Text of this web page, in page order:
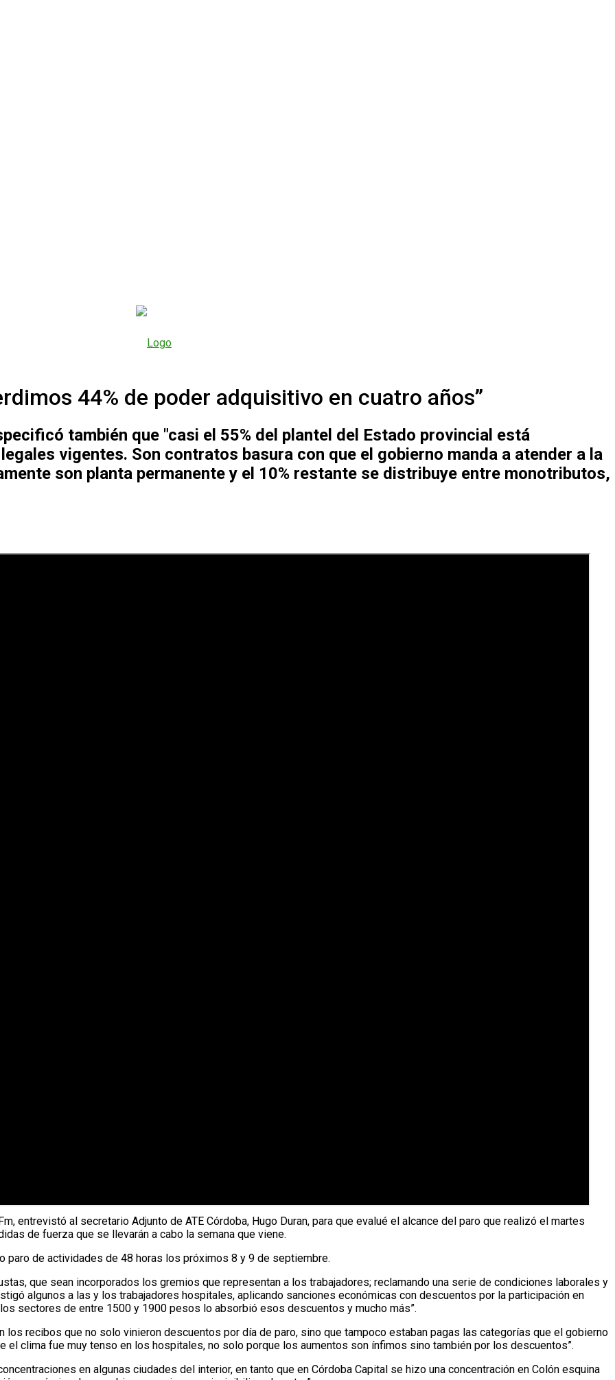
44% de poder adquisitivo en cuatro años”
también que "casi el 55% del plantel del Estado provincial está
vigentes. Son contratos basura con que el gobierno manda a atender a la
son planta permanente y el 10% restante se distribuye entre monotributos,
entrevistó al secretario Adjunto de ATE Córdoba, Hugo Duran, para que evalué el alcance del paro que realizó el martes
de fuerza que se llevarán a cabo la semana que viene.
paro de actividades de 48 horas los próximos 8 y 9 de septiembre.
que sean incorporados los gremios que representan a los trabajadores; reclamando una serie de condiciones laborales y
algunos a las y los trabajadores hospitales, aplicando sanciones económicas con descuentos por la participación en
sectores de entre 1500 y 1900 pesos lo absorbió esos descuentos y mucho más”.
los recibos que no solo vinieron descuentos por día de paro, sino que tampoco estaban pagas las categorías que el gobierno
el clima fue muy tenso en los hospitales, no solo porque los aumentos son ínfimos sino también por los descuentos”.
en algunas ciudades del interior, en tanto que en Córdoba Capital se hizo una concentración en Colón esquina